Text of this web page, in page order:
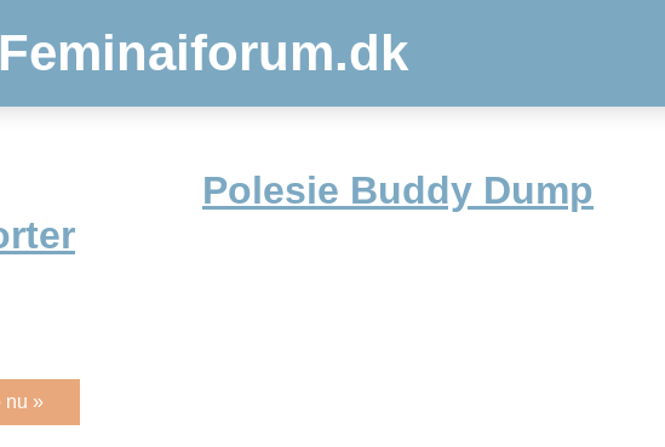
Feminaiforum.dk
Polesie Buddy Dump
nu »